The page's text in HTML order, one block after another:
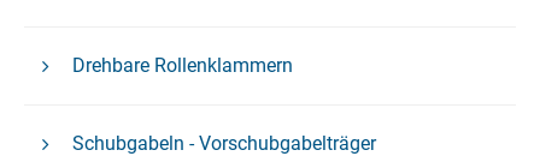
Drehbare Rollenklammern
Schubgabeln - Vorschubgabelträger